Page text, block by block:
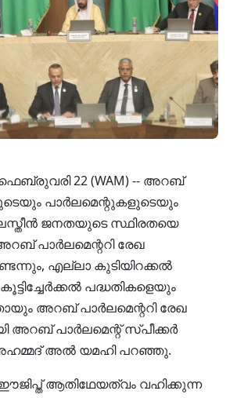
22 (WAM) -- അറബ്
പാർലമെന്റുകളുടെയും
ജനതയുടെ സ്ഥിരതയെ
പാർലമെന്ററി രേഖ
എല്ലാ കുടിയിറക്കൽ
പദ്ധതികളെയും
അറബ് പാർലമെന്ററി രേഖ
അറബ് പാർലമെന്റ് സ്പീക്കർ
അൽ യമഹി പറഞ്ഞു.
ആതിഥേയത്വം വഹിക്കുന്ന